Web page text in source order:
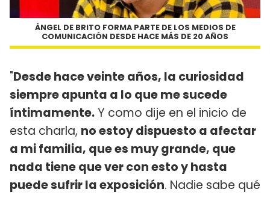
ÁNGEL DE BRITO FORMA PARTE DE LOS MEDIOS DE
COMUNICACIÓN DESDE HACE MÁS DE 20 AÑOS
"Desde hace veinte años, la curiosidad
siempre apunta a lo que me sucede
íntimamente.Y como dije en el inicio de
esta charla, no estoy dispuesto a afectar
a mi familia, que es muy grande, que
nada tiene que ver con esto y hasta
puede sufrir la exposición. Nadie sabe qué